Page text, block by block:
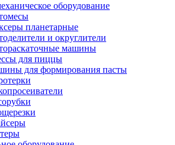
оборудование
планетарные
и округлители
машины
для пиццы
для формирования пасты